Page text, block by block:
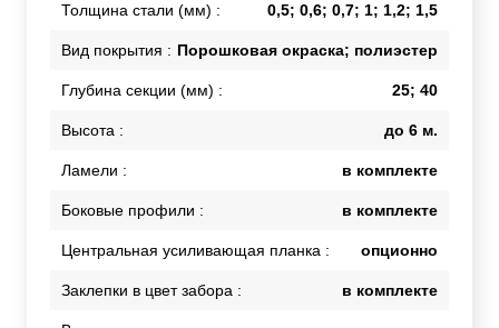
Толщина стали (мм) : 0,5; 0,6; 0,7; 1; 1,2; 1,5
Вид покрытия : Порошковая окраска; полиэстер
Глубина секции (мм) : 25; 40
Высота : до 6 м.
Ламели : в комплекте
Боковые профили : в комплекте
Центральная усиливающая планка : опционно
Заклепки в цвет забора : в комплекте